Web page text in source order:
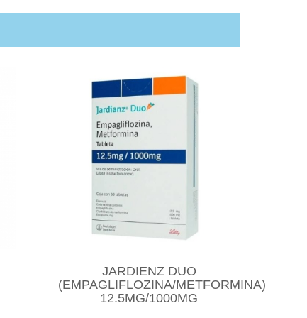
JARDIENZ DUO
(EMPAGLIFLOZINA/METFORMINA)
12.5MG/1000MG